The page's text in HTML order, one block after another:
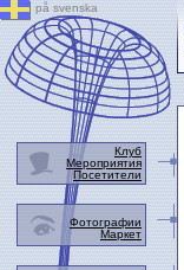
på svenska
Клуб
Мероприятия
Посетители
Фотографии
Маркет